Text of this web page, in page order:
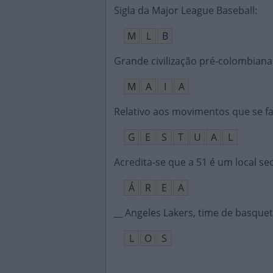
Sigla da Major League Baseball:
M
L
B
Grande civilização pré-
M
A I
A
Relativo aos movimentos que se
G
E S T U A
L
Acredita-se que a 51 é um local
Á
R E
A
__ Angeles Lakers, time de
L
O S